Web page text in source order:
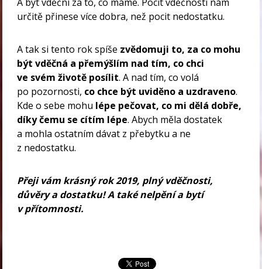
určitě přinese více dobra, než pocit nedostatku.
A tak si tento rok spíše zvědomuji to, za co mohu
být vděčná a přemýšlím nad tím, co chci
ve svém životě posílit. A nad tím, co volá
po pozornosti, co chce být uviděno a uzdraveno.
Kde o sebe mohu lépe pečovat, co mi dělá dobře,
díky čemu se cítím lépe. Abych měla dostatek
a mohla ostatním dávat z přebytku a ne
z nedostatku.
Přeji vám krásný rok 2019, plný vděčnosti,
důvěry a dostatku! A také nelpění a bytí
v přítomnosti.